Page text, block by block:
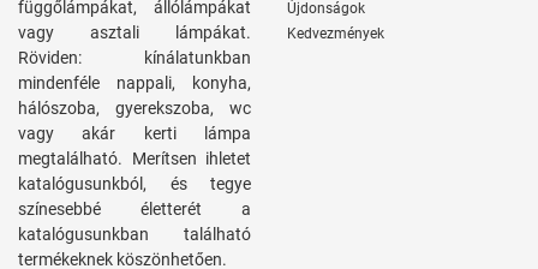
függőlámpákat, állólámpákat
vagy asztali lámpákat.
Röviden: kínálatunkban
mindenféle nappali, konyha,
hálószoba, gyerekszoba, wc
vagy akár kerti lámpa
megtalálható. Merítsen ihletet
katalógusunkból, és tegye
színesebbé életterét a
katalógusunkban található
termékeknek köszönhetően.
Újdonságok
Kedvezmények